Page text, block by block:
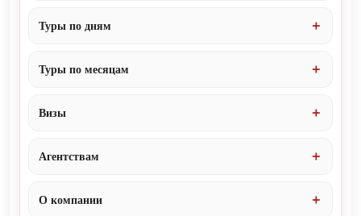
Туры по дням
Туры по месяцам
Визы
Агентствам
О компании